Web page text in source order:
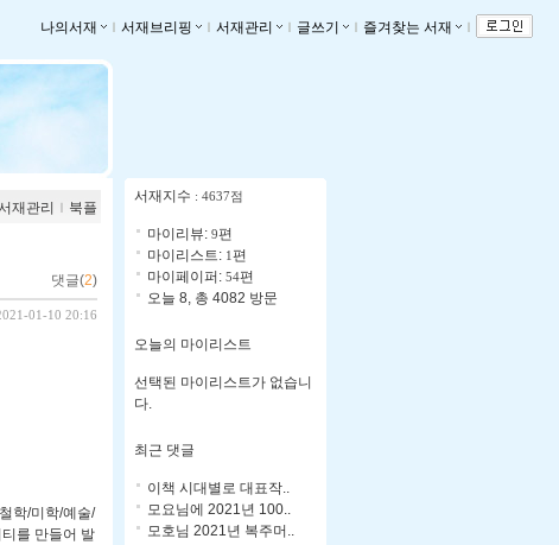
나의서재 ｌ 서재브리핑 ｌ 서재관리 ｌ 글쓰기 ｌ 즐겨찾는 서재 ｌ
재관리 ｌ 북플
댓글(2)
01-10 20:16
학/미학/예술/
를 만들어 발
서재지수 : 4637점
마이리뷰: 9편
마이리스트: 1편
마이페이퍼: 54편
오늘 8, 총 4082 방문
오늘의 마이리스트
선택된 마이리스트가 없습니
다.
최근 댓글
이책 시대별로 대표작..
모요님에 2021년 100..
모호님 2021년 복주머..